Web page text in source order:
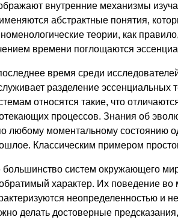
внутренние механизмы
абстрактные понятия,
теории, как
времени поглощаются
время среди
разделение эссенциальных
относятся такие, что
процессов. Знания об
любому моментальному состоя­нию
Классическим примером
большинство систем окружающего
характер. Их поведение во
неопределенностью и
делать достоверные